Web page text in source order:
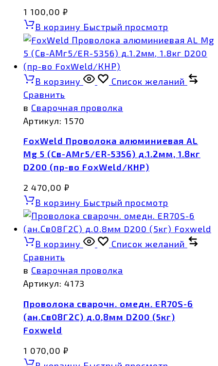
1 100,00 ₽
В корзину Быстрый просмотр
В корзину
Список желаний
Сравнить
в Сварочная проволка
Артикул: 1570
FoxWeld Проволока алюминиевая AL
Mg 5 (Св-АМг5/ER-5356) д.1.2мм, 1.8кг
D200 (пр-во FoxWeld/КНР)
2 470,00 ₽
В корзину Быстрый просмотр
В корзину
Список желаний
Сравнить
в Сварочная проволка
Артикул: 4173
Проволока сварочн. омедн. ER70S-6
(ан.Св08Г2С) д.0,8мм D200 (5кг)
Foxweld
1 070,00 ₽